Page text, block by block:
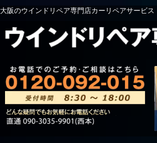
大阪のウインドリペア専門店カーリペアサービス